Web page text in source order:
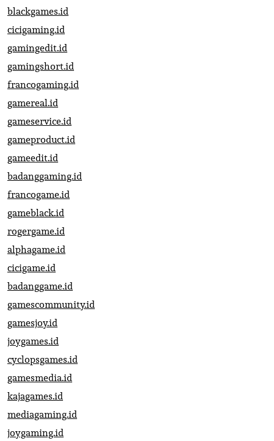
blackgames.id
cicigaming.id
gamingedit.id
gamingshort.id
francogaming.id
gamereal.id
gameservice.id
gameproduct.id
gameedit.id
badanggaming.id
francogame.id
gameblack.id
rogergame.id
alphagame.id
cicigame.id
badanggame.id
gamescommunity.id
gamesjoy.id
joygames.id
cyclopsgames.id
gamesmedia.id
kajagames.id
mediagaming.id
joygaming.id